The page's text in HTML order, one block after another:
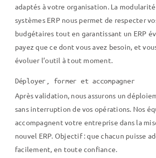
adaptés à votre organisation. La
systèmes ERP nous permet de respecter
budgétaires tout en garantissant un ERP
payez que ce dont vous avez besoin, et
évoluer l’outil à tout moment.
Déployer, former et accompagner
Après validation, nous assurons un
sans interruption de vos opérations. Nos
accompagnent votre entreprise dans la
nouvel ERP. Objectif : que chacun puisse
facilement, en toute confiance.